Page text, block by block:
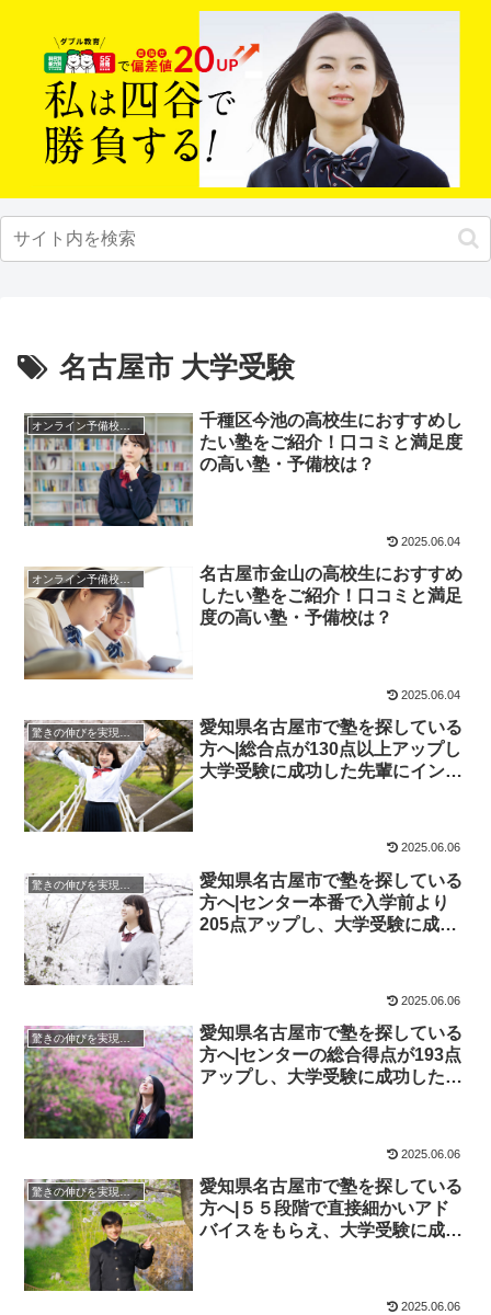
名古屋市 大学受験
千種区今池の高校生におすすめし
たい塾をご紹介！口コミと満足度
の高い塾・予備校は？
2025.06.04
名古屋市金山の高校生におすすめ
したい塾をご紹介！口コミと満足
度の高い塾・予備校は？
2025.06.04
愛知県名古屋市で塾を探している
方へ|総合点が130点以上アップし
大学受験に成功した先輩にインタ
2025.06.06
驚きの伸びを実現｜先輩列伝
愛知県名古屋市で塾を探している
方へ|センター本番で入学前より
205点アップし、大学受験に成功
2025.06.06
驚きの伸びを実現｜先輩列伝
愛知県名古屋市で塾を探している
方へ|センターの総合得点が193点
アップし、大学受験に成功した先
2025.06.06
驚きの伸びを実現｜先輩列伝
愛知県名古屋市で塾を探している
方へ|５５段階で直接細かいアド
バイスをもらえ、大学受験に成功
2025.06.06